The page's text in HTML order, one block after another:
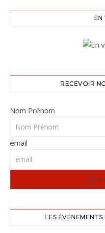
EN
RECEVOIR
Nom Prénom
email
LES